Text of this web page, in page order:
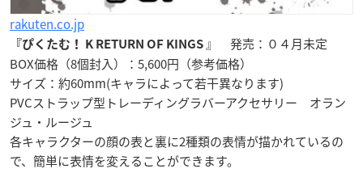
rakuten.co.jp
『ぴくたむ！ K RETURN OF KINGS 』 発売：０４月未定
BOX価格（8個封入）：5,600円（参考価格）
サイズ：約60mm(キャラによって若干異なります)
PVCストラップ型トレーディングラバーアクセサリー オラン
ジュ・ルージュ
各キャラクターの顔の表と裏に2種類の表情が描かれているの
で、簡単に表情を変えることができます。